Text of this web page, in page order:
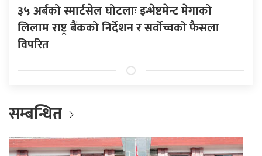
३५ अर्बको स्मार्टसेल घोटलाः इन्भेष्टमेन्ट मेगाको
लिलाम राष्ट्र बैंकको निर्देशन र सर्वोच्चको फैसला
विपरित
सम्बन्धित